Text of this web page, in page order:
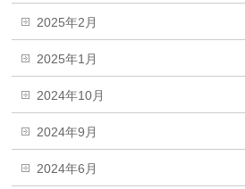
2025年2月
2025年1月
2024年10月
2024年9月
2024年6月